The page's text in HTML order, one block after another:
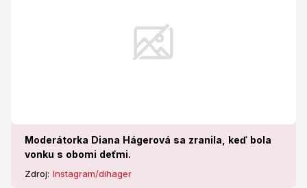
Moderátorka Diana Hágerová sa zranila, keď bola
vonku s obomi deťmi.
Zdroj: Instagram/dihager